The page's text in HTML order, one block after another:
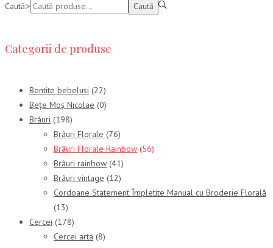
Caută:> Caută
Categorii de produse
Bentite bebelusi (22)
Bețe Moș Nicolae (0)
Brâuri (198)
Brâuri Florale (76)
Brâuri Florale Rainbow (56)
Brâuri rainbow (41)
Brâuri vintage (12)
Cordoane Statement Împletite Manual cu Broderie Florală
(13)
Cercei (178)
Cercei arta (8)